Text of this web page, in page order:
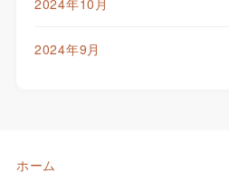
2024年9月
ホーム